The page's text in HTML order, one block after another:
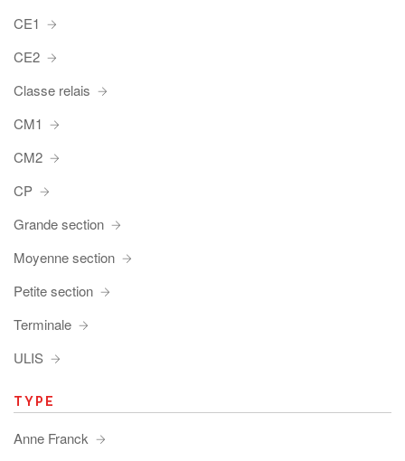
CE1
CE2
Classe relais
CM1
CM2
CP
Grande section
Moyenne section
Petite section
Terminale
ULIS
TYPE
Anne Franck